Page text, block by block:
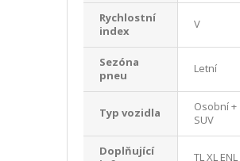
Rychlostní
index
V
Sezóna
pneu
Letní
Typ vozidla
Osobní +
SUV
Doplňující
TL XL ENL